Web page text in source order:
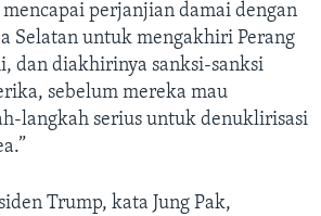
perjanjian damai dengan
Selatan untuk mengakhiri Perang
dan diakhirinya sanksi-sanksi
sebelum mereka mau
langkah serius untuk denuklirisasi
Trump, kata Jung Pak,